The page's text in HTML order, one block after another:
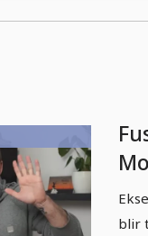
blir